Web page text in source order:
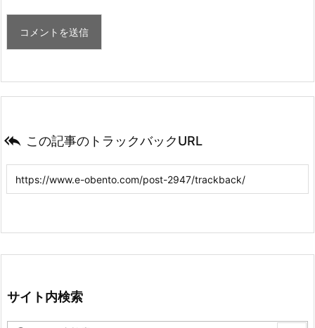
 この記事のトラックバックURL
サイト内検索